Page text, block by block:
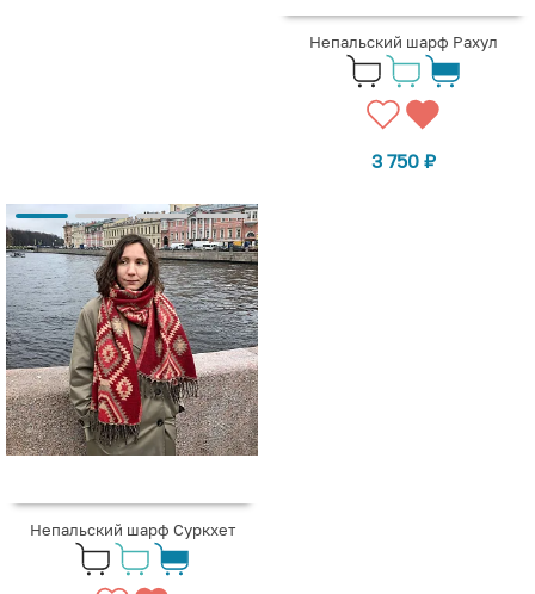
Непальский шарф Рахул
3 750 ₽
Непальский шарф Суркхет